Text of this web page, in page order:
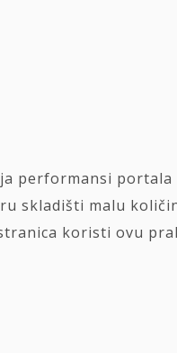
performansi portala
skladišti malu
koristi ovu